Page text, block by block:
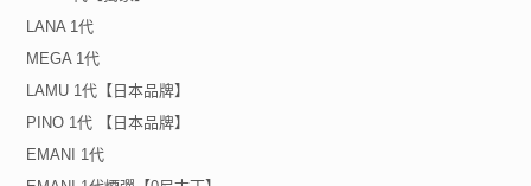
LANA 1代
MEGA 1代
LAMU 1代【日本品牌】
PINO 1代 【日本品牌】
EMANI 1代